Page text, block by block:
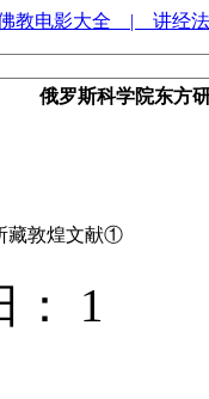
教电影大全 | 讲经
俄罗斯科学院东方
藏敦煌文献①
1